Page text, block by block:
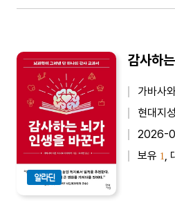
알라딘
가바사와
현대지성
2026-
보유 1 ,